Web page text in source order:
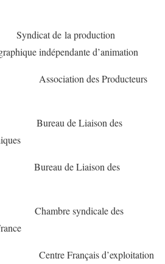
de la production
indépendante d’animation
des Producteurs
de Liaison des
de Liaison des
syndicale des
d’exploitation